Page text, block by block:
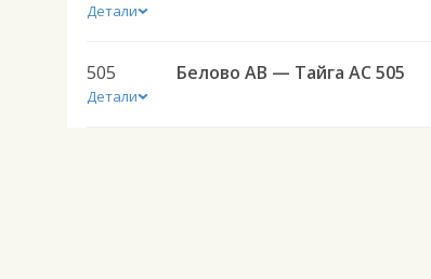
Детали
505
Детали
Белово АВ — Тайга АС 505